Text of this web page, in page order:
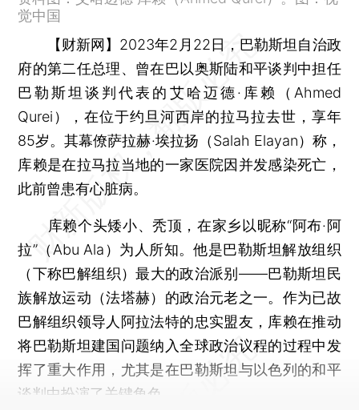
觉中国
【财新网】 2023年2月22日，巴勒斯坦自治政
府的第二任总理、曾在巴以奥斯陆和平谈判中担任
巴勒斯坦谈判代表的艾哈迈德·库赖（Ahmed
Qurei），在位于约旦河西岸的拉马拉去世，享年
85岁。其幕僚萨拉赫·埃拉扬（Salah Elayan）称，
库赖是在拉马拉当地的一家医院因并发感染死亡，
此前曾患有心脏病。
库赖个头矮小、秃顶，在家乡以昵称“阿布·阿
拉”（Abu Ala）为人所知。他是巴勒斯坦解放组织
（下称巴解组织）最大的政治派别——巴勒斯坦民
族解放运动（法塔赫）的政治元老之一。作为已故
巴解组织领导人阿拉法特的忠实盟友，库赖在推动
将巴勒斯坦建国问题纳入全球政治议程的过程中发
挥了重大作用，尤其是在巴勒斯坦与以色列的和平
谈判中扮演了关键角色。